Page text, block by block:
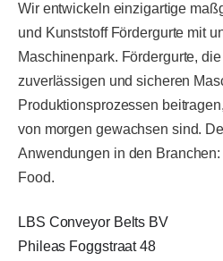
Wir entwickeln einzigartige
und Kunststoff Fördergurte mit
Maschinenpark. Fördergurte,
zuverlässigen und sicheren
Produktionsprozessen
von morgen gewachsen sind.
Anwendungen in den
Food.
LBS Conveyor Belts BV
Phileas Foggstraat 48